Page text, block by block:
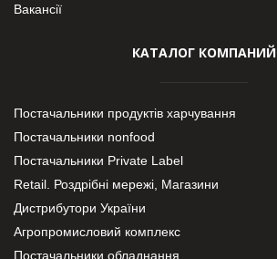
Вакансії
КАТАЛОГ КОМПАНИЙ
Постачальники продуктів харчування
Постачальники nonfood
Постачальники Private Label
Retail. Роздрібні мережі, Магазини
Дистрибутори України
Агропромисловий комплекс
Постачальники обладнання